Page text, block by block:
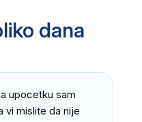
dana
upocetku sam
vi mislite da nije